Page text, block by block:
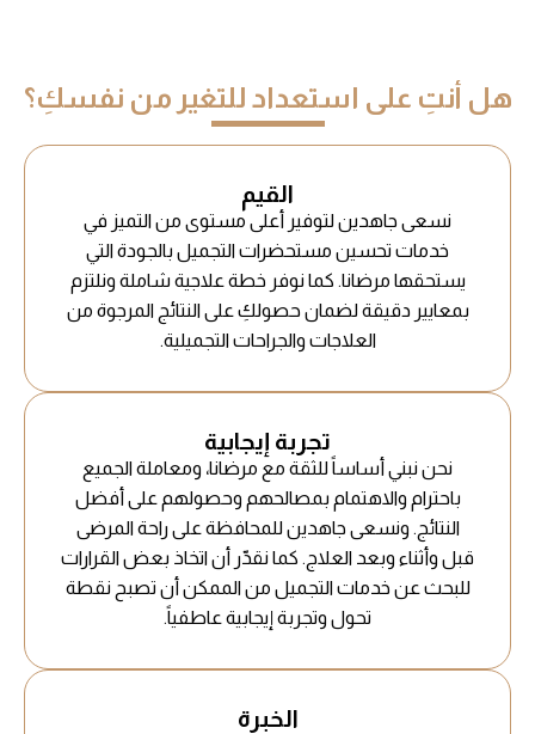
هل أنتِ على استعداد للتغير من نفسكِ؟
القيم
نسعى جاهدين لتوفير أعلى مستوى من التميز في
خدمات تحسين مستحضرات التجميل بالجودة التي
يستحقها مرضانا. كما نوفر خطة علاجية شاملة ونلتزم
بمعايير دقيقة لضمان حصولكِ على النتائج المرجوة من
العلاجات والجراحات التجميلية.
تجربة إيجابية
نحن نبني أساساً للثقة مع مرضانا، ومعاملة الجميع
باحترام والاهتمام بمصالحهم وحصولهم على أفضل
النتائج. ونسعى جاهدين للمحافظة على راحة المرضى
قبل وأثناء وبعد العلاج. كما نقدّر أن اتخاذ بعض القرارات
للبحث عن خدمات التجميل من الممكن أن تصبح نقطة
تحول وتجربة إيجابية عاطفياً.
الخبرة